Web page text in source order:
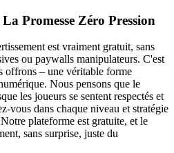
Promesse Zéro Pression
est vraiment gratuit, sans
ou paywalls manipulateurs. C'est
offrons – une véritable forme
Nous pensons que le
les joueurs se sentent respectés et
vous dans chaque niveau et stratégie
plateforme est gratuite, et le
sans surprise, juste du